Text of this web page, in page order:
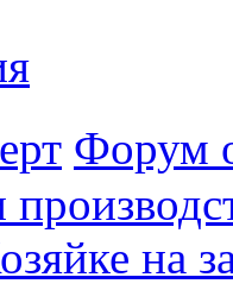
Форум
на